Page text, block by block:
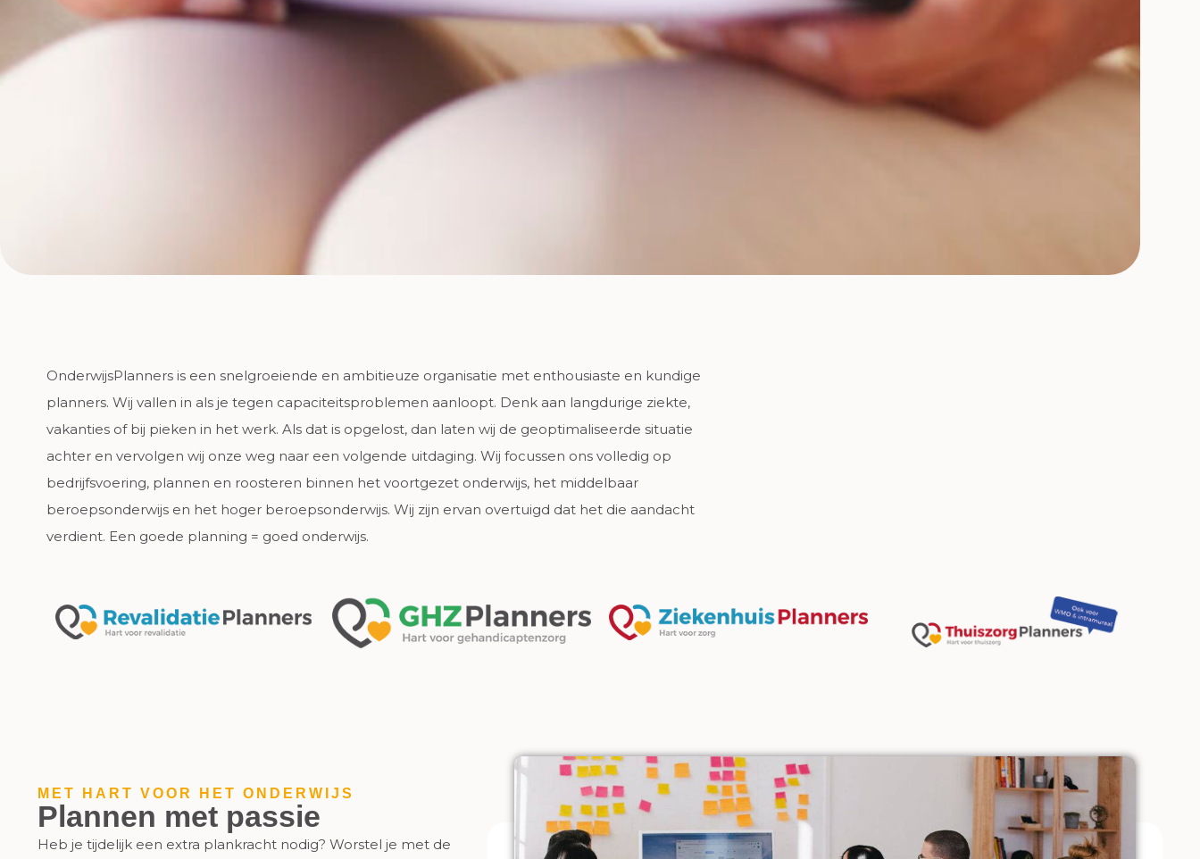
OnderwijsPlanners is een snelgroeiende en ambitieuze organisatie met enthousiaste en kundige
planners. Wij vallen in als je tegen capaciteitsproblemen aanloopt. Denk aan langdurige ziekte,
vakanties of bij pieken in het werk. Als dat is opgelost, dan laten wij de geoptimaliseerde situatie
achter en vervolgen wij onze weg naar een volgende uitdaging. Wij focussen ons volledig op
bedrijfsvoering, plannen en roosteren binnen het voortgezet onderwijs, het middelbaar
beroepsonderwijs en het hoger beroepsonderwijs. Wij zijn ervan overtuigd dat het die aandacht
verdient. Een goede planning = goed onderwijs.
MET HART VOOR HET ONDERWIJS
Plannen met passie
Heb je tijdelijk een extra plankracht nodig? Worstel je met de